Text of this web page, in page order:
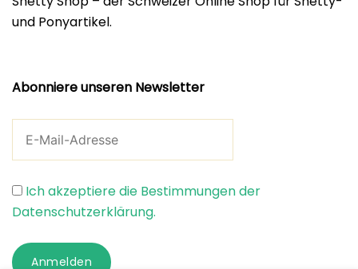
und Ponyartikel.
Abonniere unseren Newsletter
Ich akzeptiere die Bestimmungen der
Datenschutzerklärung.
Anmelden